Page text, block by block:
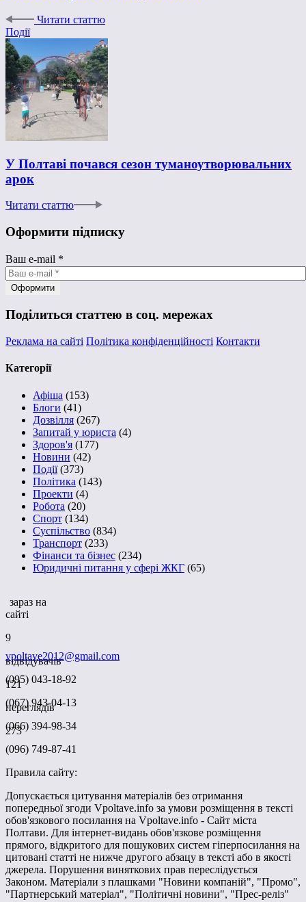
Читати статтю
Події
У Полтаві почався сезон туманоутворювальних
арок
Читати статтю
Оформити підписку
Ваш e-mail *
Поділиться статтею в соц. мережах
Реклама на сайті Політика конфіденційності Контакти
Категорії
Афіша (153)
Блоги (41)
Дозвілля (267)
Запитай у юриста (4)
Здоров'я (177)
Новини (42)
Події(373)
Політика (143)
Проекти (4)
Робота (20)
Спорт (134)
Суспільство (834)
Транспорт (233)
Фінанси та бізнес (234)
Юридичні питання у сфері ЖКГ (65)
зараз на
сайті
9
відвідувачів
121
переглядів
273
vpoltave2012@gmail.com
(095) 043-18-92
(067) 943-04-13
(066) 394-98-34
(096) 749-87-41
Правила сайту:
Допускається цитування матеріалів без отримання
попередньої згоди Vpoltave.info за умови розміщення в тексті
обов'язкового посилання на Vpoltave.info - Сайт міста
Полтави. Для інтернет-видань обов'язкове розміщення
прямого, відкритого для пошукових систем гіперпосилання на
цитовані статті не нижче другого абзацу в тексті або в якості
джерела. Порушення виняткових прав переслідується
Законом. Матеріали з плашками "Новини компаній", "Промо",
"Партнерський матеріал", "Політичні новини", "Прес-реліз"